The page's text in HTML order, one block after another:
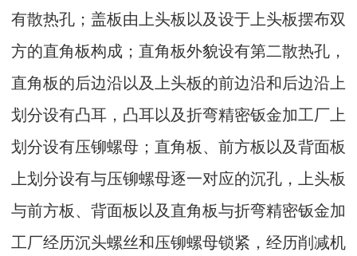
有散热孔；盖板由上头板以及设于上头板摆布双
方的直角板构成；直角板外貌设有第二散热孔，
直角板的后边沿以及上头板的前边沿和后边沿上
划分设有凸耳，凸耳以及折弯精密钣金加工厂上
划分设有压铆螺母；直角板、前方板以及背面板
上划分设有与压铆螺母逐一对应的沉孔，上头板
与前方板、背面板以及直角板与折弯精密钣金加
工厂经历沉头螺丝和压铆螺母锁紧，经历削减机